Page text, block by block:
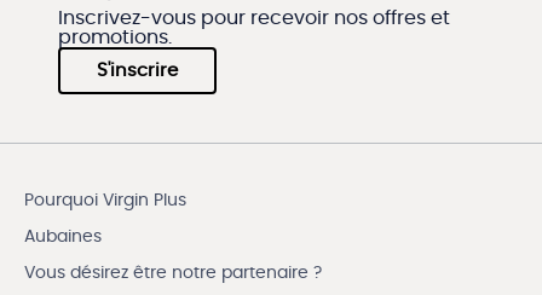
Inscrivez-vous pour recevoir nos offres et
promotions.
S'inscrire
Pourquoi Virgin Plus
Aubaines
Vous désirez être notre partenaire ?